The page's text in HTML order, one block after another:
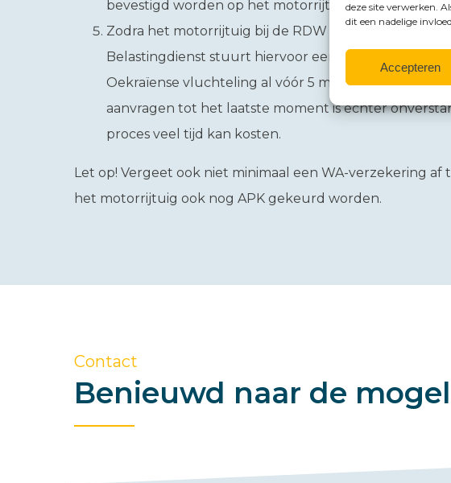
deze site verwerken.
dit een nadelige
Accepteren
bevestigd worden op het motorrijtuig.
Zodra het motorrijtuig bij de RDW is geregistreerd
Belastingdienst stuurt hiervoor een rekening mrb.
Oekraïense vluchteling al vóór 5 maart 2025 mrb
aanvragen tot het laatste moment is echter
proces veel tijd kan kosten.
Let op! Vergeet ook niet minimaal een WA-verzekering af
het motorrijtuig ook nog APK gekeurd worden.
Contact
Benieuwd naar de